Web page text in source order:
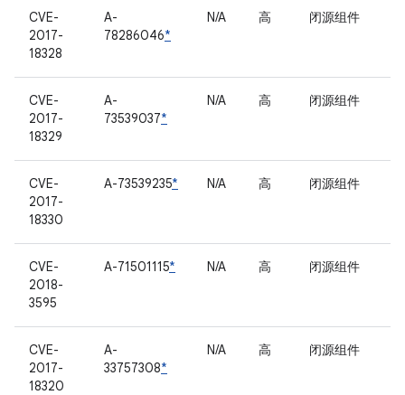
CVE-
2017-
18328
A-
78286046*
N/A 高 闭源组件
CVE-
2017-
18329
A-
73539037*
N/A 高 闭源组件
CVE-
2017-
18330
A-73539235* N/A 高 闭源组件
CVE-
2018-
3595
A-71501115* N/A 高 闭源组件
CVE-
2017-
18320
A-
33757308*
N/A 高 闭源组件